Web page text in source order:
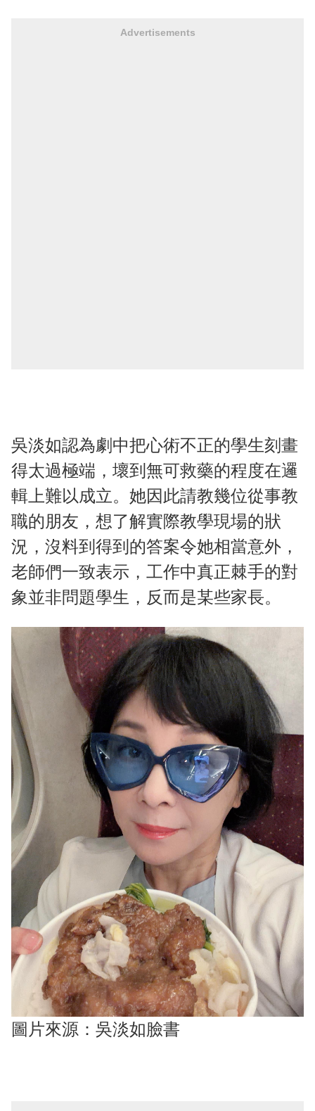
Advertisements
吳淡如認為劇中把心術不正的學生刻畫
得太過極端，壞到無可救藥的程度在邏
輯上難以成立。她因此請教幾位從事教
職的朋友，想了解實際教學現場的狀
況，沒料到得到的答案令她相當意外，
老師們一致表示，工作中真正棘手的對
象並非問題學生，反而是某些家長。
圖片來源：吳淡如臉書